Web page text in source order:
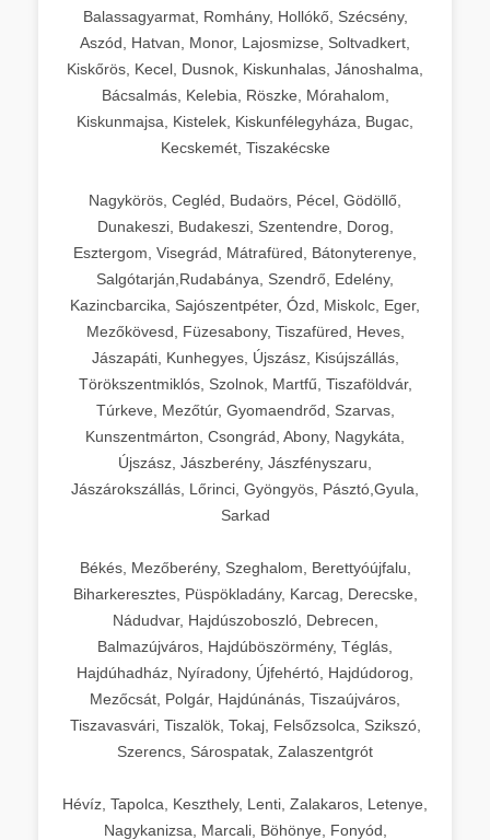
Balassagyarmat, Romhány, Hollókő, Szécsény,
Aszód, Hatvan, Monor, Lajosmizse, Soltvadkert,
Kiskőrös, Kecel, Dusnok, Kiskunhalas, Jánoshalma,
Bácsalmás, Kelebia, Röszke, Mórahalom,
Kiskunmajsa, Kistelek, Kiskunfélegyháza, Bugac,
Kecskemét, Tiszakécske
Nagykörös, Cegléd, Budaörs, Pécel, Gödöllő,
Dunakeszi, Budakeszi, Szentendre, Dorog,
Esztergom, Visegrád, Mátrafüred, Bátonyterenye,
Salgótarján,Rudabánya, Szendrő, Edelény,
Kazincbarcika, Sajószentpéter, Ózd, Miskolc, Eger,
Mezőkövesd, Füzesabony, Tiszafüred, Heves,
Jászapáti, Kunhegyes, Újszász, Kisújszállás,
Törökszentmiklós, Szolnok, Martfű, Tiszaföldvár,
Túrkeve, Mezőtúr, Gyomaendrőd, Szarvas,
Kunszentmárton, Csongrád, Abony, Nagykáta,
Újszász, Jászberény, Jászfényszaru,
Jászárokszállás, Lőrinci, Gyöngyös, Pásztó,Gyula,
Sarkad
Békés, Mezőberény, Szeghalom, Berettyóújfalu,
Biharkeresztes, Püspökladány, Karcag, Derecske,
Nádudvar, Hajdúszoboszló, Debrecen,
Balmazújváros, Hajdúböszörmény, Téglás,
Hajdúhadház, Nyíradony, Újfehértó, Hajdúdorog,
Mezőcsát, Polgár, Hajdúnánás, Tiszaújváros,
Tiszavasvári, Tiszalök, Tokaj, Felsőzsolca, Szikszó,
Szerencs, Sárospatak, Zalaszentgrót
Hévíz, Tapolca, Keszthely, Lenti, Zalakaros, Letenye,
Nagykanizsa, Marcali, Böhönye, Fonyód,